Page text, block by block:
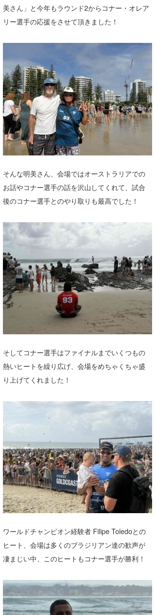
美さん」と今年もラウンド2からコナー・オレア
リー選手の応援をさせて頂きました！
そんな明美さん、会場ではオーストラリアでの
お話やコナー選手の話を沢山してくれて、試合
後のコナー選手とのやり取りも最高でした！
そしてコナー選手はファイナルまでいくつもの
熱いヒートを繰り広げ、会場をめちゃくちゃ盛
り上げてくれました！
ワールドチャンピオン経験者 Filipe Toledoとの
ヒート、会場は多くのブラジリアン達の歓声が
凄まじい中、このヒートもコナー選手が勝利！
KY
OYZ
S.K
Soulman
VAGY
waka☆=
YUKI☆
たっちー
まっきー
小川予報士
上田純子
唐澤予報士
SancheZ
ゴン
予報士 hiro.
banpaku
Mr.K
chappy
Romisea